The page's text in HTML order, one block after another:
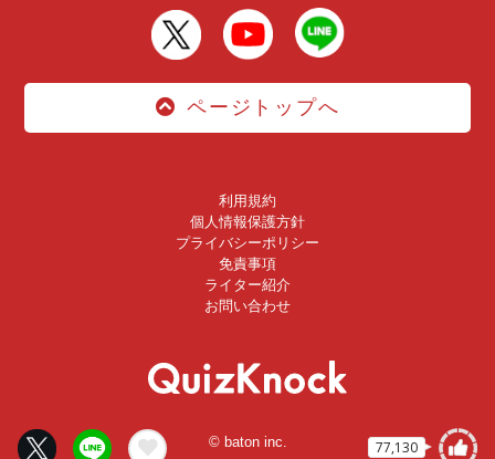
77,130
ページトップへ
利用規約
個人情報保護方針
プライバシーポリシー
免責事項
ライター紹介
お問い合わせ
© baton inc.